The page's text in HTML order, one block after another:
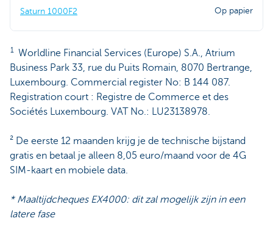
Saturn 1000F2 Op papier
1 Worldline Financial Services (Europe) S.A., Atrium
Business Park 33, rue du Puits Romain, 8070 Bertrange,
Luxembourg. Commercial register No: B 144 087.
Registration court : Registre de Commerce et des
Sociétés Luxembourg. VAT No.: LU23138978.
² De eerste 12 maanden krijg je de technische bijstand
gratis en betaal je alleen 8,05 euro/maand voor de 4G
SIM-kaart en mobiele data.
* Maaltijdcheques EX4000: dit zal mogelijk zijn in een
latere fase